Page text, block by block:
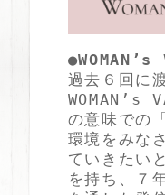
●WOMAN’s
過去６回に
WOMAN’s
の意味での
環境をみな
ていきたい
を持ち、７